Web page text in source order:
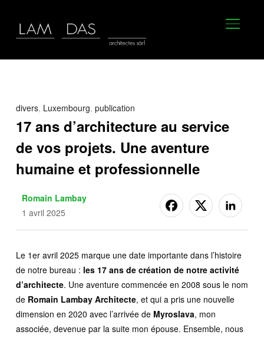
divers, Luxembourg, publication
17 ans d’architecture au service
de vos projets. Une aventure
humaine et professionnelle
Romain Lambay
1 avril 2025
Le 1er avril 2025 marque une date importante dans l’histoire
de notre bureau : les 17 ans de création de notre activité
d’architecte. Une aventure commencée en 2008 sous le nom
de Romain Lambay Architecte, et qui a pris une nouvelle
dimension en 2020 avec l’arrivée de Myroslava, mon
associée, devenue par la suite mon épouse. Ensemble, nous